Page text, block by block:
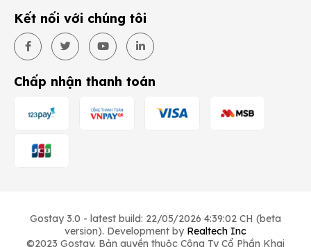
Kết nối với chúng tôi
Chấp nhận thanh toán
Gostay 3.0 - latest build: 22/05/2026 4:39:02 CH (beta
version). Development by Realtech Inc
©2023 Gostay. Bản quyền thuộc Công Ty Cổ Phần Khai